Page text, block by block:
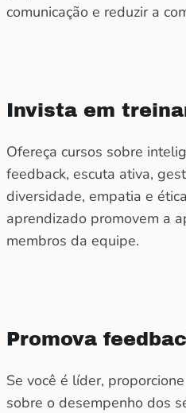
comunicação e reduzir a
Invista em
Ofereça cursos sobre
feedback, escuta ativa,
diversidade, empatia e
aprendizado promovem a
membros da equipe.
Promova
Se você é líder,
sobre o desempenho dos